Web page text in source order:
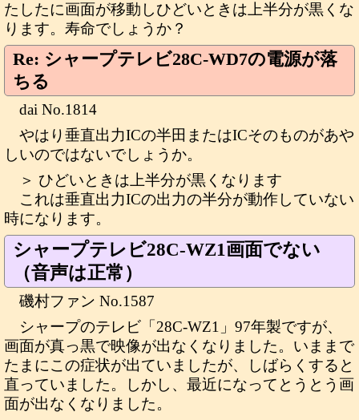
たしたに画面が移動しひどいときは上半分が黒くな
ります。寿命でしょうか？
Re: シャープテレビ28C-WD7の電源が落
ちる
dai No.1814
やはり垂直出力ICの半田またはICそのものがあや
しいのではないでしょうか。
＞ ひどいときは上半分が黒くなります
これは垂直出力ICの出力の半分が動作していない
時になります。
シャープテレビ28C-WZ1画面でない
（音声は正常）
磯村ファン No.1587
シャープのテレビ「28C-WZ1」97年製ですが、
画面が真っ黒で映像が出なくなりました。いままで
たまにこの症状が出ていましたが、しばらくすると
直っていました。しかし、最近になってとうとう画
面が出なくなりました。